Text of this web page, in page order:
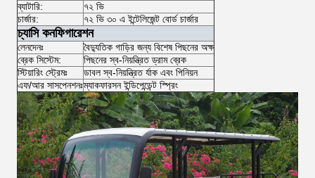
ব্যাটারি:
৭২ ভি
চার্জার:
৭২ ভি ৩০ এ ইন্টেলিজেন্ট বোর্ড চার্জার
চ্যাসি কনফিগারেশন
লেনদেনঃ
বৈদ্যুতিক গাড়ির জন্য বিশেষ পিছনের অক্ষ
ব্রেক সিস্টেম:
পিছনের স্ব-নিয়ন্ত্রিত ড্রাম ব্রেক
স্টিয়ারিং স্ট্রেমঃ
ডাবল স্ব-নিয়ন্ত্রিত র্যাক এবং পিনিয়ন
এফ/আর সাসপেনশনঃম্যাকফারসন ইন্ডিপেন্ডেন্ট স্প্রিং